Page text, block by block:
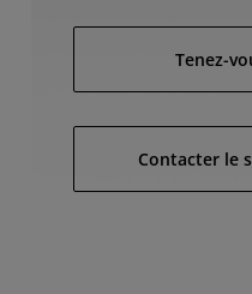
Tenez-
Contacter le